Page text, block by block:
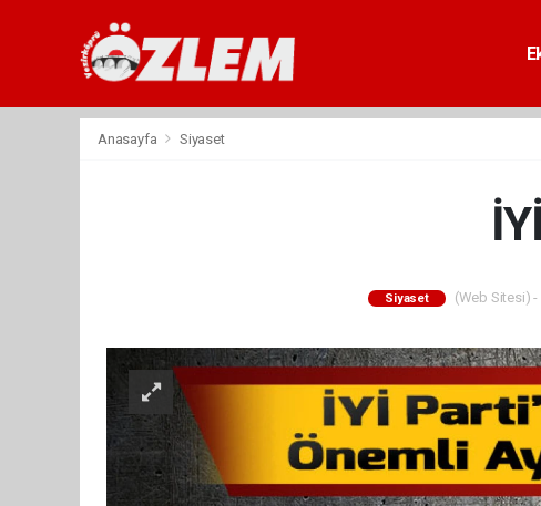
Anasayfa Siyaset
Siyaset (Web Sitesi) -